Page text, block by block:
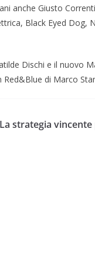
anche Giusto
Black Eyed Dog,
Dischi e il nuovo
di Marco
La strategia